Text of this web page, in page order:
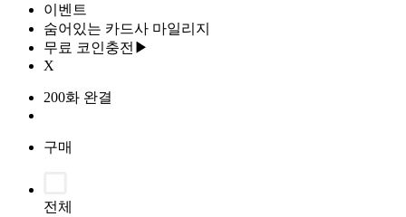
이벤트
숨어있는 카드사 마일리지
무료 코인충전▶
X
200화 완결
구매
전체